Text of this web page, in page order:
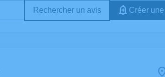
Rechercher un avis Créer